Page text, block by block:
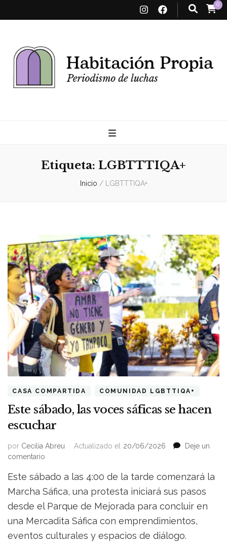
0
Propia
Etiqueta: LGBTTTIQA+
Inicio / LGBTTTIQA+
CASA COMPARTIDA COMUNIDAD LGBTTIQA+
Este sábado, las voces sáficas se hacen
escuchar
por Cecilia Abreu Actualizado el 20/06/2026
Deje un
comentario
sábado,
las
sáficas
se
hacen
escuchar
Este sábado a las 4:00 de la tarde comenzará la
Marcha Sáfica, una protesta iniciará sus pasos
desde el Parque de Mejorada para concluir en
una Mercadita Sáfica con emprendimientos,
eventos culturales y espacios de diálogo.